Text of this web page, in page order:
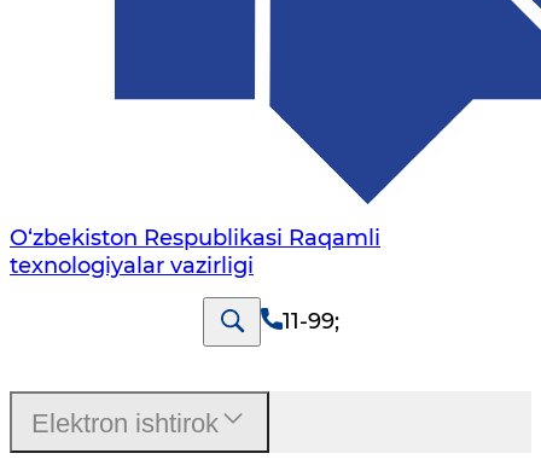
O‘zbekiston Respublikasi Raqamli
texnologiyalar vazirligi
11-99;
Elektron ishtirok